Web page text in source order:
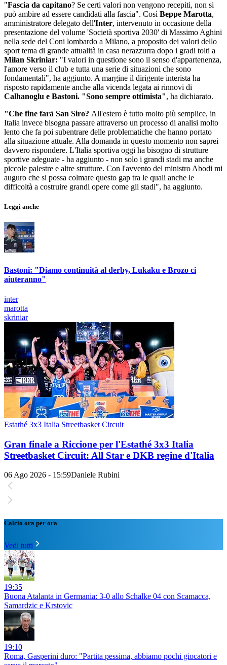
"Fascia da capitano? Se certi valori non vengono recepiti, non si
può ambire ad essere candidati alla fascia". Così Beppe Marotta,
amministratore delegato dell'Inter, intervenuto in occasione della
presentazione del volume 'Società sportiva 2030' di Massimo Aghini
nella sede del Coni lombardo a Milano, a proposito dei valori dello
sport tema di grande attualità in casa nerazzurra dopo i gradi tolti a
Milan Skriniar: "I valori in questione sono il senso d'appartenenza,
l'amore verso il club e tutta una serie di situazioni che sono
fondamentali", ha aggiunto. A margine il dirigente interista ha
risposto rapidamente anche alla vicenda legata ai rinnovi di
Calhanoglu e Bastoni. "Sono sempre ottimista", ha dichiarato.
"Che fine farà San Siro? All'estero è tutto molto più semplice, in
Italia invece bisogna passare attraverso un processo di analisi molto
lento che fa poi subentrare delle problematiche che hanno portato
alla situazione attuale. Alla domanda in questo momento non saprei
davvero rispondere. L'Italia sportiva oggi ha bisogno di strutture
sportive adeguate - ha aggiunto - non solo i grandi stadi ma anche
piccole palestre e altre strutture. Con l'avvento del ministro Abodi mi
auguro che si possa colmare questo gap tra le quali anche le
difficoltà a costruire grandi opere come gli stadi", ha aggiunto.
Leggi anche
Bastoni: "Diamo continuità al derby, Lukaku e Brozo ci
aiuteranno"
inter
marotta
skriniar
Estathé 3x3 Italia Streetbasket Circuit
Gran finale a Riccione per l'Estathé 3x3 Italia
Streetbasket Circuit: All Star e DKB regine d'Italia
06 Ago 2026 - 15:59Daniele Rubini
Calcio ora per ora
Vedi tutti
19:35
Buona Atalanta in Germania: 3-0 allo Schalke 04 con Scamacca,
Samardzic e Krstovic
19:10
Roma, Gasperini duro: "Partita pessima, abbiamo pochi giocatori e